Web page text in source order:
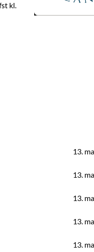
kl.
13.
13.
13.
13.
13.